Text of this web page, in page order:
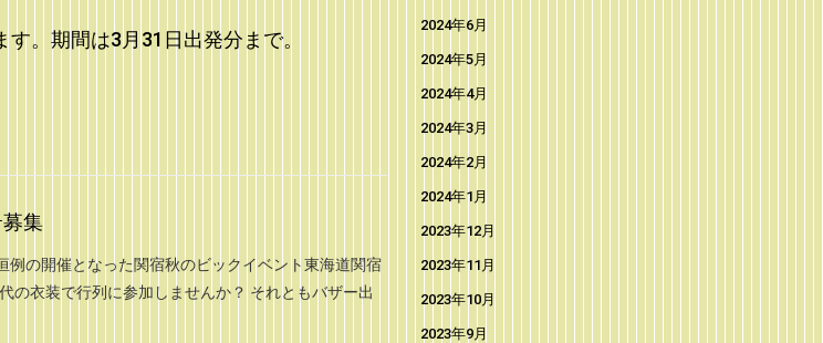
。期間は3月31日出発分まで。
集
の開催となった関宿秋のビックイベント東海道関宿
の衣装で行列に参加しませんか？ それともバザー出
2024年6月
2024年5月
2024年4月
2024年3月
2024年2月
2024年1月
2023年12月
2023年11月
2023年10月
2023年9月